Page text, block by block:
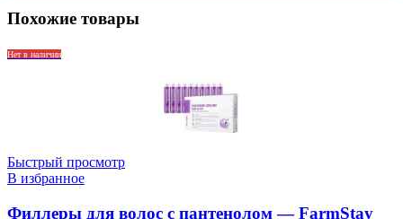
Похожие товары
Нет в наличии
Быстрый просмотр
В избранное
Филлеры для волос с пантенолом — FarmStay